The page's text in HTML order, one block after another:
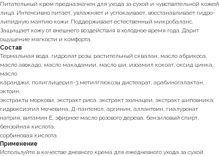
Питательный крем предназначен для ухода за сухой и чувствительной кожей
лица. Интенсивно питает, увлажняет и успокаивает, восстанавливает гидро-
липидную мантию кожи. Поддерживает естественный микробаланс.
Защищает кожу от внешнего воздействия в холодное время года. Дарит
ощущение мягкости и комфорта.
Состав
Термальная вода, гидролат розы; растительный сквалан, масло абрикоса,
масло авокадо, масло макадамии, масло ши, изоамил кокоат, оксид цинка,
масло
каранджи, полиглицерил-3 метилглюкозы дистеарат, арабиногалактан,
эктоин,
экстракты моркови, экстракт риса, экстракт эхинацеи, экстракт шиповника;
гидроксиэтил мочевина, Д-пантенол, аргинин, аллантоин, гиалуронат
натрия, витамин Е, эфирное масло розового дерева, бензиловый спирт,
бензойная кислота,
сорбиновая кислота.
Применение
Используйте в качестве дневного крема для ежедневного ухода за сухой